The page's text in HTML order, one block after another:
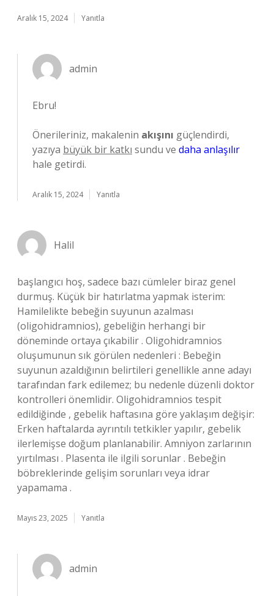
Aralık 15, 2024 Yanıtla
admin
Ebru!
Önerileriniz, makalenin akışını güçlendirdi,
yazıya büyük bir katkı sundu ve daha anlaşılır
hale getirdi.
Aralık 15, 2024 Yanıtla
Halil
başlangıcı hoş, sadece bazı cümleler biraz genel
durmuş. Küçük bir hatırlatma yapmak isterim:
Hamilelikte bebeğin suyunun azalması
(oligohidramnios), gebeliğin herhangi bir
döneminde ortaya çıkabilir . Oligohidramnios
oluşumunun sık görülen nedenleri : Bebeğin
suyunun azaldığının belirtileri genellikle anne adayı
tarafından fark edilemez; bu nedenle düzenli doktor
kontrolleri önemlidir. Oligohidramnios tespit
edildiğinde , gebelik haftasına göre yaklaşım değişir:
Erken haftalarda ayrıntılı tetkikler yapılır, gebelik
ilerlemişse doğum planlanabilir. Amniyon zarlarının
yırtılması . Plasenta ile ilgili sorunlar . Bebeğin
böbreklerinde gelişim sorunları veya idrar
yapamama .
Mayıs 23, 2025 Yanıtla
admin